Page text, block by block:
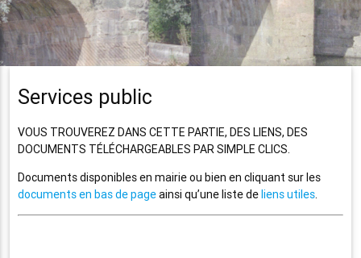
Services public
VOUS TROUVEREZ DANS CETTE PARTIE, DES LIENS, DES
DOCUMENTS TÉLÉCHARGEABLES PAR SIMPLE CLICS.
Documents disponibles en mairie ou bien en cliquant sur les
documents en bas de pageainsi qu’une liste deliens utiles.